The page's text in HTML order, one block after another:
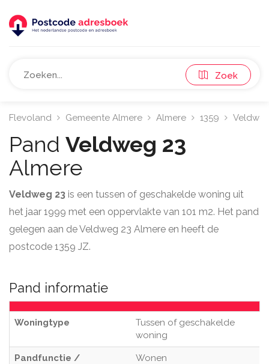
Zoek
Flevoland Gemeente Almere Almere 1359
Pand Veldweg 23
Almere
Veldweg 23 is een tussen of geschakelde woning uit
het jaar 1999 met een oppervlakte van 101 m2. Het pand
gelegen aan de Veldweg 23 Almere en heeft de
postcode 1359 JZ.
Pand informatie
Woningtype
Tussen of geschakelde
woning
Pandfunctie /
Wonen